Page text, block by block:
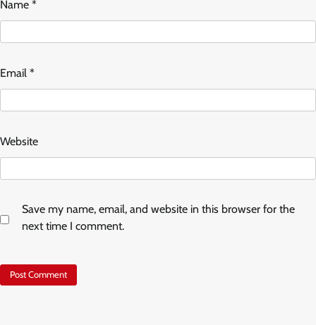
Name *
Email *
Website
Save my name, email, and website in this browser for the
next time I comment.